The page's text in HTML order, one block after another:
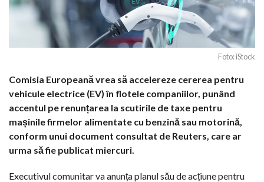
Foto: iStock
Comisia Europeană vrea să accelereze cererea pentru
vehicule electrice (EV) în flotele companiilor, punând
accentul pe renunțarea la scutirile de taxe pentru
mașinile firmelor alimentate cu benzină sau motorină,
conform unui document consultat de Reuters, care ar
urma să fie publicat miercuri.
Executivul comunitar va anunța planul său de acțiune pentru